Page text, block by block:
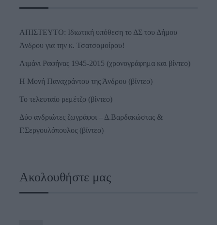
ΑΠΙΣΤΕΥΤΟ: Ιδιωτική υπόθεση το ΔΣ του Δήμου
Άνδρου για την κ. Τσατσομοίρου!
Λιμάνι Ραφήνας 1945-2015 (χρονογράφημα και βίντεο)
Η Μονή Παναχράντου της Άνδρου (βίντεο)
Το τελευταίο ρεμέτζο (βίντεο)
Δύο ανδριώτες ζωγράφοι – Δ.Βαρδακώστας &
Γ.Σεργουλόπουλος (βίντεο)
Ακολουθήστε μας